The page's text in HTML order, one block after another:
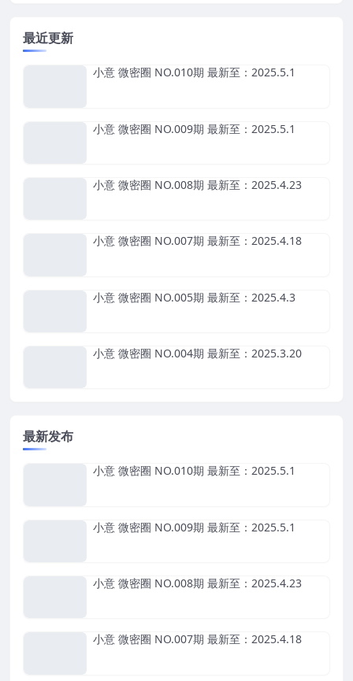
最近更新
小意 微密圈 NO.010期 最新至：2025.5.1
小意 微密圈 NO.009期 最新至：2025.5.1
小意 微密圈 NO.008期 最新至：2025.4.23
小意 微密圈 NO.007期 最新至：2025.4.18
小意 微密圈 NO.005期 最新至：2025.4.3
小意 微密圈 NO.004期 最新至：2025.3.20
最新发布
小意 微密圈 NO.010期 最新至：2025.5.1
小意 微密圈 NO.009期 最新至：2025.5.1
小意 微密圈 NO.008期 最新至：2025.4.23
小意 微密圈 NO.007期 最新至：2025.4.18